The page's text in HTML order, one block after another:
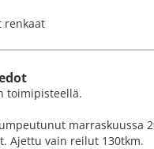
renkaat
toimipisteellä.
marraskuussa
Ajettu vain reilut 130tkm.